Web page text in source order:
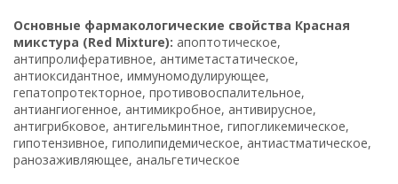
Основные фармакологические свойства Красная
микстура (Red Mixture): апоптотическое,
антипролиферативное, антиметастатическое,
антиоксидантное, иммуномодулирующее,
гепатопротекторное, противовоспалительное,
антиангиогенное, антимикробное, антивирусное,
антигрибковое, антигельминтное, гипогликемическое,
гипотензивное, гиполипидемическое, антиастматическое,
ранозаживляющее, анальгетическое